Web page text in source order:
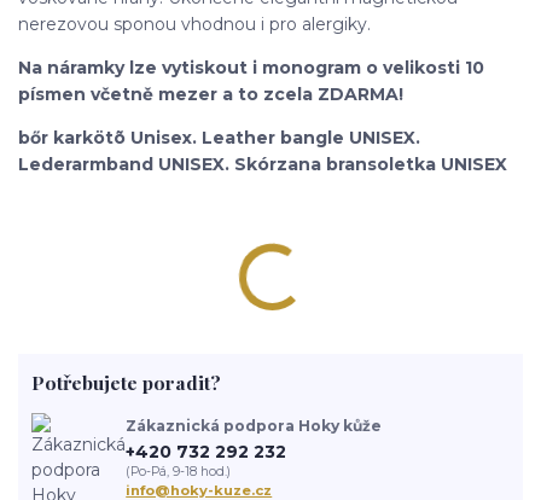
nerezovou sponou vhodnou i pro alergiky.
Na náramky lze vytiskout i monogram o velikosti 10
písmen včetně mezer a to zcela ZDARMA!
bőr karkötõ Unisex. Leather bangle UNISEX.
Lederarmband UNISEX. Skórzana bransoletka UNISEX
Potřebujete poradit?
Zákaznická podpora Hoky kůže
+420 732 292 232
(Po-Pá, 9-18 hod.)
info@hoky-kuze.cz